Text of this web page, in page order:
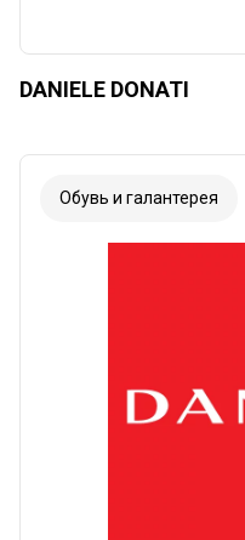
DANIELE DONATI
Обувь и галантерея